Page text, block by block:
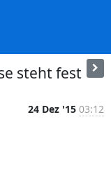
steht fest
24 Dez '15 03:12